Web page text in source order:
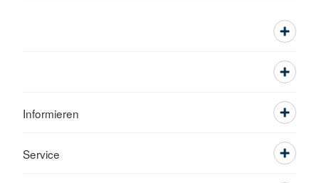
Informieren
Service